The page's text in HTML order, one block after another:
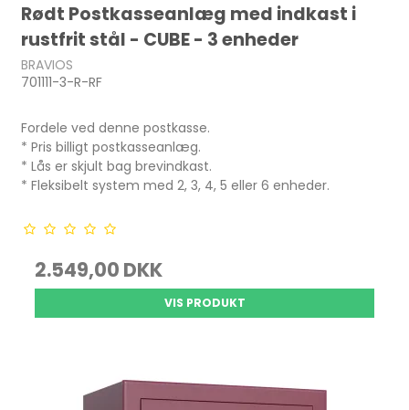
Rødt Postkasseanlæg med indkast i
rustfrit stål - CUBE - 3 enheder
BRAVIOS
701111-3-R-RF
Fordele ved denne postkasse.
* Pris billigt postkasseanlæg.
* Lås er skjult bag brevindkast.
* Fleksibelt system med 2, 3, 4, 5 eller 6 enheder.
2.549,00 DKK
VIS PRODUKT